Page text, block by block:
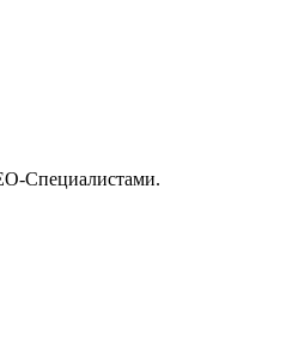
Специалистами.